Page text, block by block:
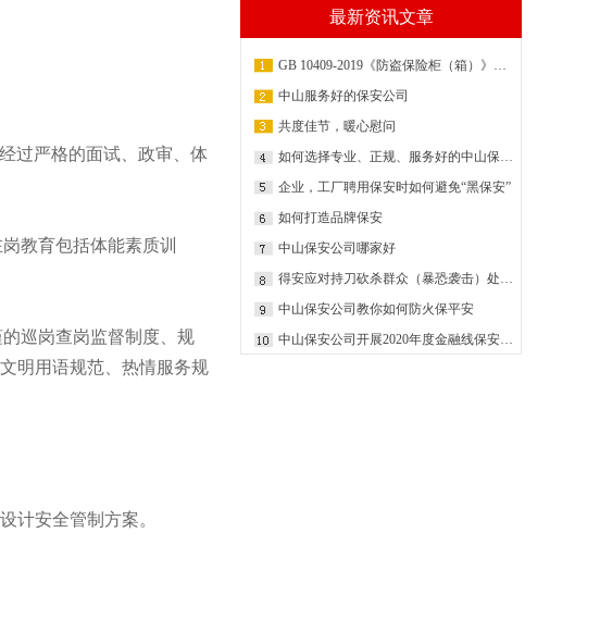
最新资讯文章
GB 10409-2019《防盗保险柜（箱）》（标准解读）
中山服务好的保安公司
共度佳节，暖心慰问
如何选择专业、正规、服务好的中山保安公司
企业，工厂聘用保安时如何避免“黑保安”
如何打造品牌保安
中山保安公司哪家好
得安应对持刀砍杀群众（暴恐袭击）处理预案
中山保安公司教你如何防火保平安
中山保安公司开展2020年度金融线保安员业务技能培训活动
过严格的面试、政审、体
教育包括体能素质训
巡岗查岗监督制度、规
明用语规范、热情服务规
计安全管制方案。